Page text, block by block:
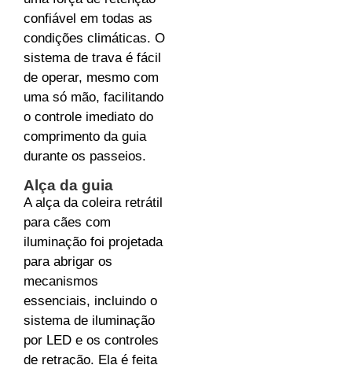
confiável em todas as
condições climáticas. O
sistema de trava é fácil
de operar, mesmo com
uma só mão, facilitando
o controle imediato do
comprimento da guia
durante os passeios.
Alça da guia
A alça da coleira retrátil
para cães com
iluminação foi projetada
para abrigar os
mecanismos
essenciais, incluindo o
sistema de iluminação
por LED e os controles
de retração. Ela é feita